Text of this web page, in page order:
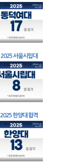
2025 서울시립대
2025 한양대 합격